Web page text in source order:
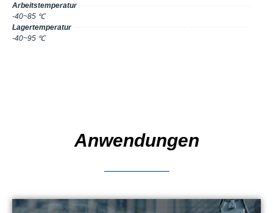
Arbeitstemperatur
-40~85 ℃
Lagertemperatur
-40~95 ℃
Anwendungen